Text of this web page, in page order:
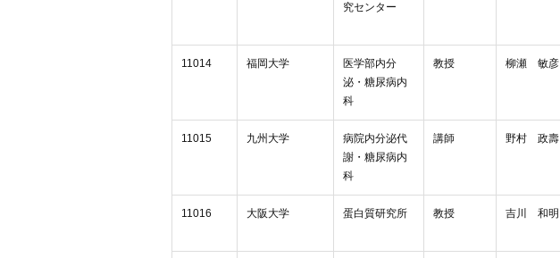
究センター
11014 福岡大学
医学部内分
泌・糖尿病内
科
教授 柳瀬 敏彦
11015 九州大学
病院内分泌代
謝・糖尿病内
科
講師 野村 政壽
11016 大阪大学 蛋白質研究所 教授 吉川 和明